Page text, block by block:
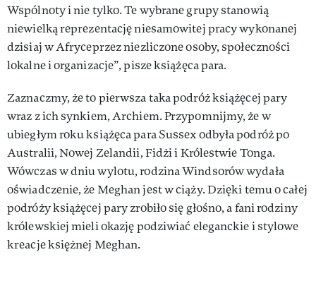
Wspólnoty i nie tylko. Te wybrane grupy stanowią
niewielką reprezentację niesamowitej pracy wykonanej
dzisiaj w Afryceprzez niezliczone osoby, społeczności
lokalne i organizacje”, pisze książęca para.
Zaznaczmy, że to pierwsza taka podróż książęcej pary
wraz z ich synkiem, Archiem. Przypomnijmy, że w
ubiegłym roku książęca para Sussex odbyła podróż po
Australii, Nowej Zelandii, Fidżi i Królestwie Tonga.
Wówczas w dniu wylotu, rodzina Windsorów wydała
oświadczenie, że Meghan jest w ciąży. Dzięki temu o całej
podróży książęcej pary zrobiło się głośno, a fani rodziny
królewskiej mieli okazję podziwiać eleganckie i stylowe
kreacje księżnej Meghan.